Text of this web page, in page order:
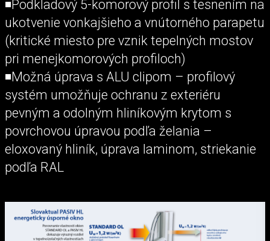
◾Podkladový 5-komorový profil s tesnením na
ukotvenie vonkajšieho a vnútorného parapetu
(kritické miesto pre vznik tepelných mostov
pri menejkomorových profiloch)
◾Možná úprava s ALU clipom – profilový
systém umožňuje ochranu z exteriéru
pevným a odolným hliníkovým krytom s
povrchovou úpravou podľa želania –
eloxovaný hliník, úprava laminom, striekanie
podľa RAL